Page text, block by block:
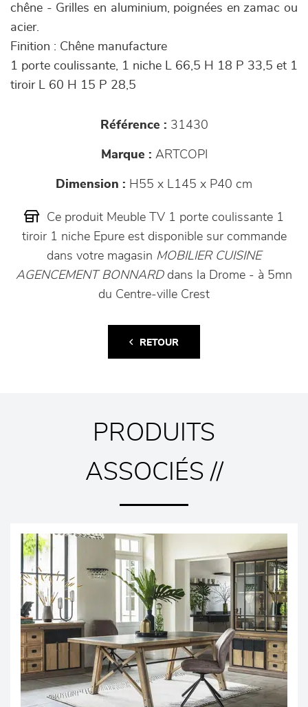
chêne - Grilles en aluminium, poignées en zamac ou
acier.
Finition : Chêne manufacture
1 porte coulissante, 1 niche L 66,5 H 18 P 33,5 et 1
tiroir L 60 H 15 P 28,5
Référence : 31430
Marque : ARTCOPI
Dimension : H55 x L145 x P40 cm
Ce produit Meuble TV 1 porte coulissante 1
tiroir 1 niche Epure est disponible sur commande
dans votre magasin MOBILIER CUISINE
AGENCEMENT BONNARDdans la Drome - à 5mn
du Centre-ville Crest
RETOUR
PRODUITS
ASSOCIÉS //